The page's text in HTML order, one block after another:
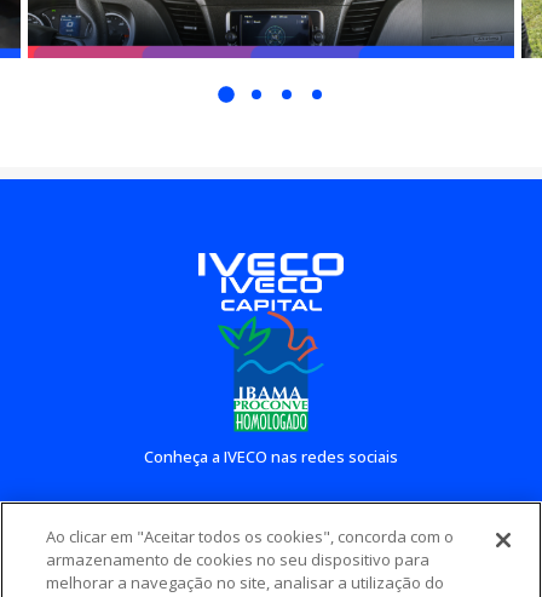
Conheça a IVECO nas redes sociais
Conheça outros sites IVECO
Ao clicar em "Aceitar todos os cookies", concorda com o
armazenamento de cookies no seu dispositivo para
melhorar a navegação no site, analisar a utilização do